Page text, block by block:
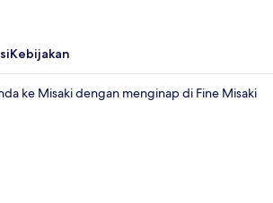
Kebijakan
ke Misaki dengan menginap di Fine Misaki